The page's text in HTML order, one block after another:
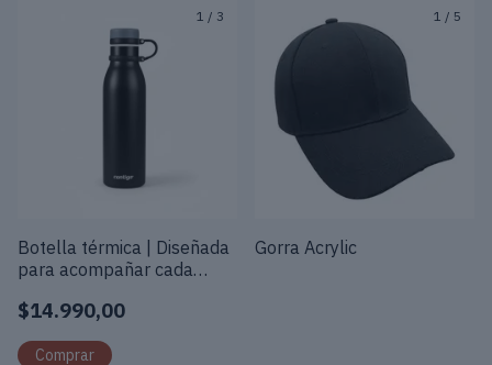
1 / 3
Botella térmica | Diseñada
para acompañar cada
$14.990,00
1 / 5
Gorra Acrylic